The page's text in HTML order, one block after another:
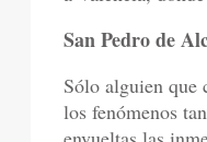
San Pedro de
Sólo alguien que
los fenómenos